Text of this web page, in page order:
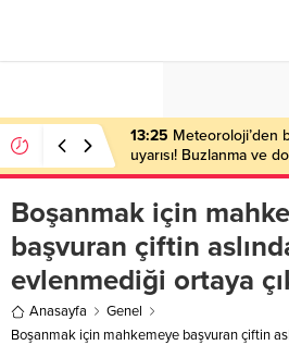
13:25 Meteoroloji’den
uyarısı! Buzlanma ve
Boşanmak için
başvuran çiftin
evlenmediği ortaya
Anasayfa
Genel
Boşanmak için mahkemeye başvuran çiftin